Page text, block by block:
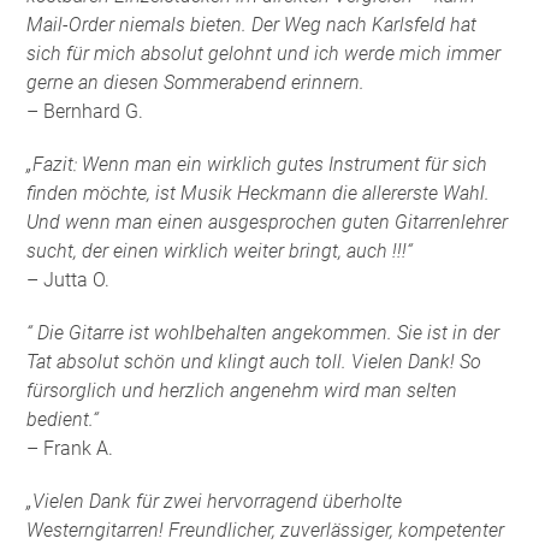
Mail-Order niemals bieten. Der Weg nach Karlsfeld hat
sich für mich absolut gelohnt und ich werde mich immer
gerne an diesen Sommerabend erinnern.
– Bernhard G.
„Fazit: Wenn man ein wirklich gutes Instrument für sich
finden möchte, ist Musik Heckmann die allererste Wahl.
Und wenn man einen ausgesprochen guten Gitarrenlehrer
sucht, der einen wirklich weiter bringt, auch !!!“
– Jutta O.
“ Die Gitarre ist wohlbehalten angekommen. Sie ist in der
Tat absolut schön und klingt auch toll. Vielen Dank! So
fürsorglich und herzlich angenehm wird man selten
bedient.“
– Frank A.
„Vielen Dank für zwei hervorragend überholte
Westerngitarren! Freundlicher, zuverlässiger, kompetenter